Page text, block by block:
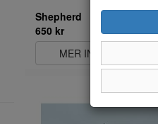
Shepherd
650 kr
MER INFORMATION